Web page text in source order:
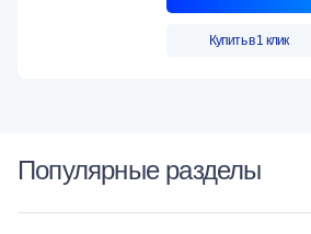
Купить в 1 клик
Популярные разделы